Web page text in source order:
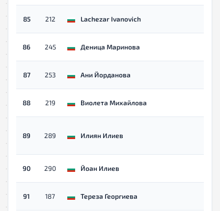
85 212 Lachezar Ivanovich
86 245 Деница Маринова
87 253 Ани Йорданова
88 219 Виолета Михайлова
89 289 Илиян Илиев
90 290 Йоан Илиев
91 187 Тереза Георгиева